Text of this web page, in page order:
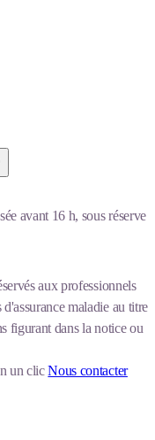
avant 16 h, sous réserve
aux professionnels
maladie au titre
figurant dans la notice ou
un clicNous contacter